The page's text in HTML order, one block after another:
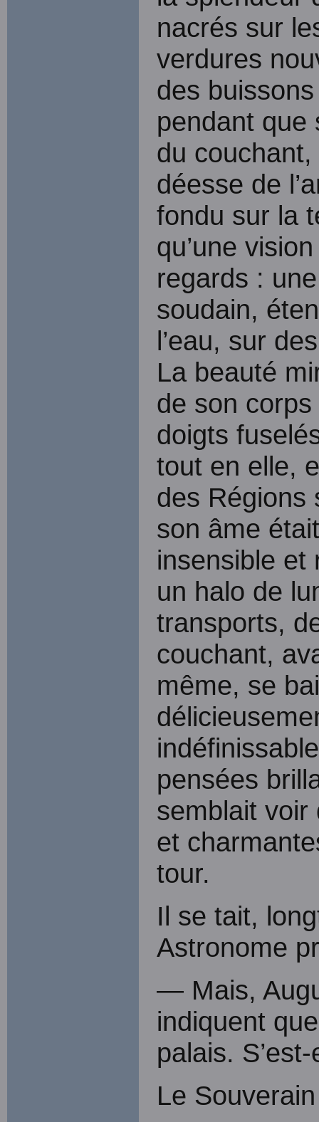
nacrés sur
verdures
des
pendant que
du
déesse de
fondu sur la
qu’une
regards :
soudain,
l’eau, sur
La beauté
de son
doigts
tout en elle,
des Régions
son âme
insensible et
un halo de
transports,
couchant,
même, se
pensées
semblait voir
et
tour.
Il se tait,
Astronome
— Mais,
indiquent
palais.
Le